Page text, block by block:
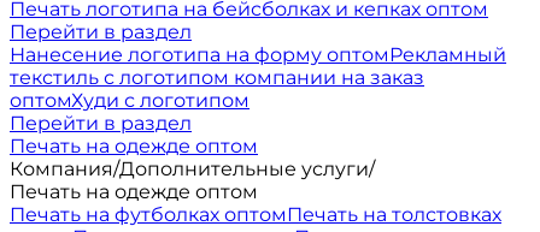
Печать логотипа на бейсболках и кепках оптом
Перейти в раздел
Нанесение логотипа на форму оптомРекламный
текстиль с логотипом компании на заказ
оптомХуди с логотипом
Перейти в раздел
Печать на одежде оптом
Компания/Дополнительные услуги/
Печать на одежде оптом
Печать на футболках оптомПечать на толстовках